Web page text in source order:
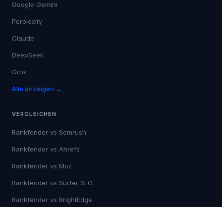
Google Gemini
Perplexity
Claude
DeepSeek
Grok
Alle anzeigen →
VERGLEICHEN
Rankfender vs Semrush
Rankfender vs Ahrefs
Rankfender vs Moz
Rankfender vs Surfer SEO
Rankfender vs BrightEdge